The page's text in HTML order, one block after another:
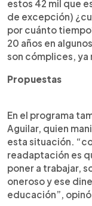
estos 42 mil que
de excepción)
por cuánto
20 años en
son cómplices, ya
Propuestas
En el programa
Aguilar, quien
esta situación.
readaptación es
poner a trabajar,
oneroso y ese
educación”,